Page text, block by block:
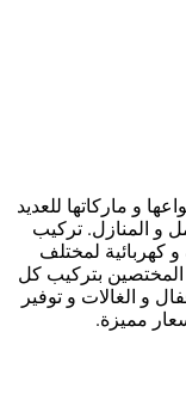
و ماركاتها للعديد
و المنازل. تركيب
و كهربائية لمختلف
المختصين بتركيب كل
و الغالات و توفير
مميزة.